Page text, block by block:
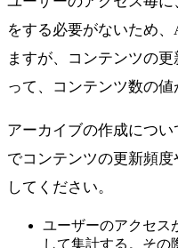
をする必要がないため
ますが、コンテンツの
って、コンテンツ数の値
アーカイブの作成につ
でコンテンツの更新頻
してください。
ユーザーのアクセス
して集計する。その